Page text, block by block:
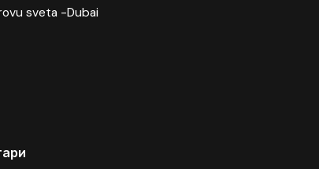
sveta -Dubai